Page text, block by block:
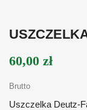
60,00 zł
Brutto
Uszczelka Deutz-